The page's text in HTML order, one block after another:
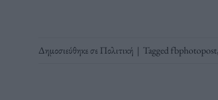
Δημοσιεύθηκε σεΠολιτική | Taggedfbphotopost,